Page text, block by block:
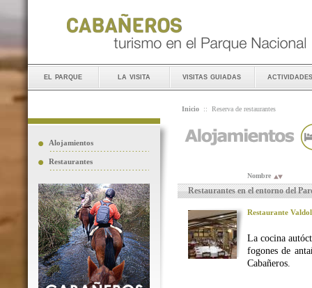
el parque la visita visitas guiadas actividades
Alojamientos
Restaurantes
Inicio :: Reserva de restaurantes
Nombre
Restaurantes en el entorno del
Restaurante
La cocina
fogones de
Cabañeros.